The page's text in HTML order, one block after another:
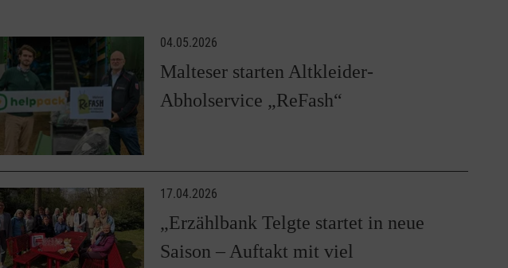
04.05.2026
Malteser starten Altkleider-
Abholservice „ReFash“
17.04.2026
„Erzählbank Telgte startet in neue
Saison – Auftakt mit viel